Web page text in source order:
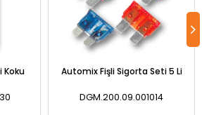
Koku
Automix Fişli Sigorta Seti 5 Li
DGM.200.09.001014